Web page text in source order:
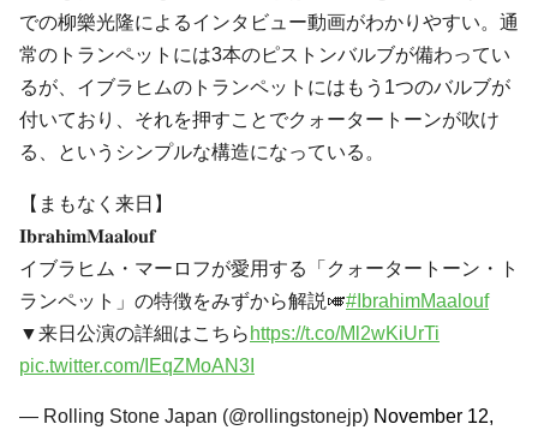
での柳樂光隆によるインタビュー動画がわかりやすい。通
常のトランペットには3本のピストンバルブが備わってい
るが、イブラヒムのトランペットにはもう1つのバルブが
付いており、それを押すことでクォータートーンが吹け
る、というシンプルな構造になっている。
【まもなく来日】
𝐈𝐛𝐫𝐚𝐡𝐢𝐦𝐌𝐚𝐚𝐥𝐨𝐮𝐟
イブラヒム・マーロフが愛用する「クォータートーン・ト
ランペット」の特徴をみずから解説🎺#IbrahimMaalouf
▼来日公演の詳細はこちら https://t.co/Ml2wKiUrTi
pic.twitter.com/IEqZMoAN3I
— Rolling Stone Japan (@rollingstonejp) November 12,